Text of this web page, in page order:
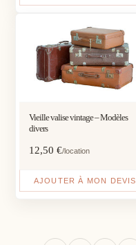
Vieille valise vintage – Modèles
divers
12,50€/location
AJOUTER À MON DEVIS